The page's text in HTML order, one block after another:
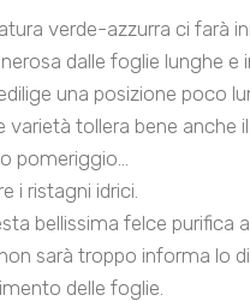
verde-azzurra ci farà
dalle foglie lunghe e
una posizione poco
varietà tollera bene anche
pomeriggio...
i ristagni idrici.
bellissima felce purifica
sarà troppo informa lo
delle foglie.